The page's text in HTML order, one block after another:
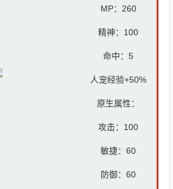
MP：260
精神：100
命中：5
人宠经验+50%
原生属性：
攻击： 100
敏捷：60
防御：60